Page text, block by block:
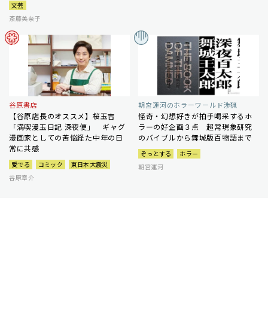
文芸
斎藤美奈子
谷原書店
【谷原店長のオススメ】桜玉吉
「満喫漫玉日記 深夜便」 ギャグ
漫画家としての苦悩経た中年の日
常に共感
愛でる コミック
東日本大震災
谷原章介
朝宮運河のホラーワールド渉猟
怪奇・幻想好きが拍手喝采するホ
ラーの好企画３点 超常現象研究
のバイブルから舞城版百物語まで
ぞっとする
ホラー
朝宮運河